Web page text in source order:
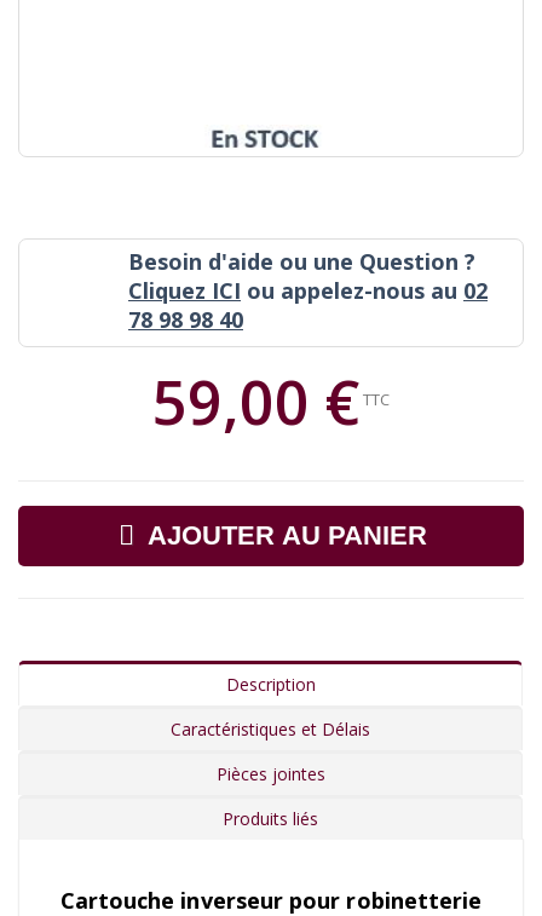
Besoin d'aide ou une Question ?
Cliquez ICI ou appelez-nous au 02
78 98 98 40
59,00 €TTC
AJOUTER AU PANIER
Description
Caractéristiques et Délais
Pièces jointes
Produits liés
Cartouche inverseur pour robinetterie